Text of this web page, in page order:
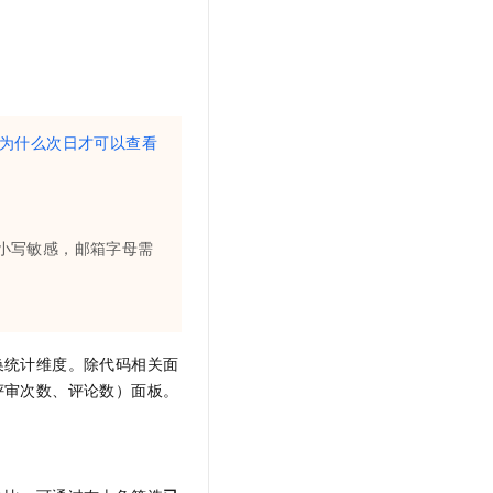
为什么次日才可以查看
写敏感，邮箱字母需
统计维度。除代码相关面
次数、评论数）面板。